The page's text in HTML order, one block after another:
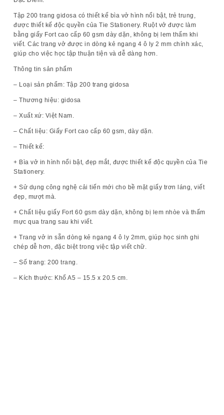
Tập 200 trang gidosa có thiết kế bìa vở hình nổi bật, trẻ trung,
được thiết kế độc quyền của Tie Stationery. Ruột vở được làm
bằng giấy Fort cao cấp 60 gsm dày dặn, không bị lem thấm khi
viết. Các trang vở được in dòng kẻ ngang 4 ô ly 2 mm chính xác,
giúp cho việc học tập thuận tiện và dễ dàng hơn.
Thông tin sản phẩm
– Loại sản phẩm: Tập 200 trang gidosa
– Thương hiệu: gidosa
– Xuất xứ: Việt Nam.
– Chất liệu: Giấy Fort cao cấp 60 gsm, dày dặn.
– Thiết kế:
+ Bìa vở in hình nổi bật, đẹp mắt, được thiết kế độc quyền của Tie
Stationery.
+ Sử dụng công nghệ cải tiến mới cho bề mặt giấy trơn láng, viết
đẹp, mượt mà.
+ Chất liệu giấy Fort 60 gsm dày dặn, không bị lem nhòe và thấm
mực qua trang sau khi viết.
+ Trang vở in sẵn dòng kẻ ngang 4 ô ly 2mm, giúp học sinh ghi
chép dễ hơn, đặc biệt trong việc tập viết chữ.
– Số trang: 200 trang.
– Kích thước: Khổ A5 – 15.5 x 20.5 cm.